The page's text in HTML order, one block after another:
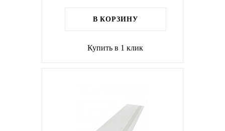
В КОРЗИНУ
Купить в 1 клик